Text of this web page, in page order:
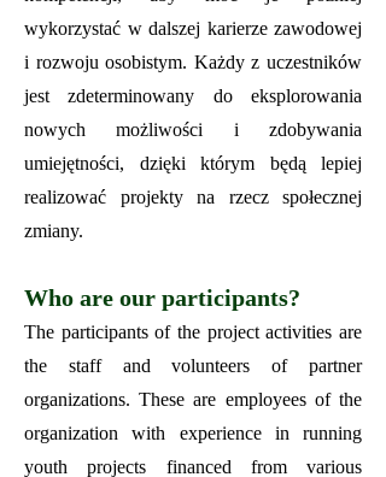
wykorzystać w dalszej karierze zawodowej
i rozwoju osobistym. Każdy z uczestników
jest zdeterminowany do eksplorowania
nowych możliwości i zdobywania
umiejętności, dzięki którym będą lepiej
realizować projekty na rzecz społecznej
zmiany.
Who are our participants?
The participants of the project activities are
the staff and volunteers of partner
organizations. These are employees of the
organization with experience in running
youth projects financed from various